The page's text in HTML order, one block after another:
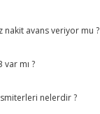
nakit avans veriyor mu ?
mı ?
nelerdir ?